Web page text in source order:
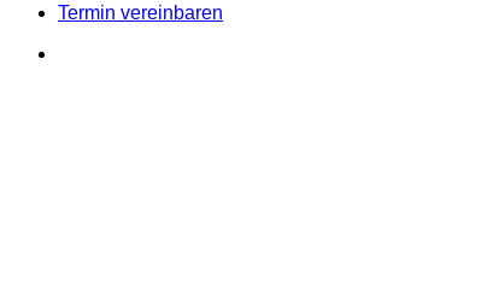
Termin vereinbaren